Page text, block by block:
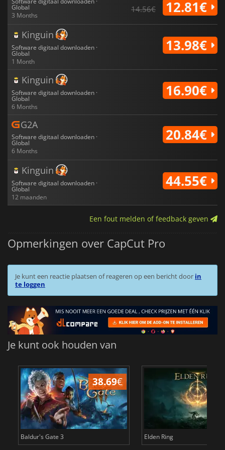
Global
3 Months
14.56€ 12.81€
Kinguin
Software digitaal downloaden ·
Global
1 Month
13.98€
Kinguin
Software digitaal downloaden ·
Global
6 Months
16.90€
G2A
Software digitaal downloaden ·
Global
6 Months
20.84€
Kinguin
Software digitaal downloaden ·
Global
12 maanden
44.55€
Een fout melden of feedback geven
Opmerkingen over CapCut Pro
Je kunt een reactie plaatsen of reageren op een bericht door in
te loggen
Je kunt ook houden van
38.69€
Baldur's Gate 3 Elden Ring